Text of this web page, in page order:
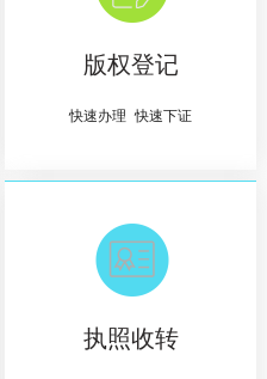
版权登记
快速办理 快速下证
执照收转